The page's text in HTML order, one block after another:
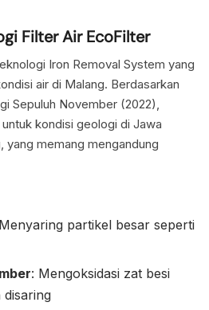
Filter Air EcoFilter
Iron Removal System yang
air di Malang. Berdasarkan
Sepuluh November (2022),
kondisi geologi di Jawa
yang memang mengandung
partikel besar seperti
: Mengoksidasi zat besi